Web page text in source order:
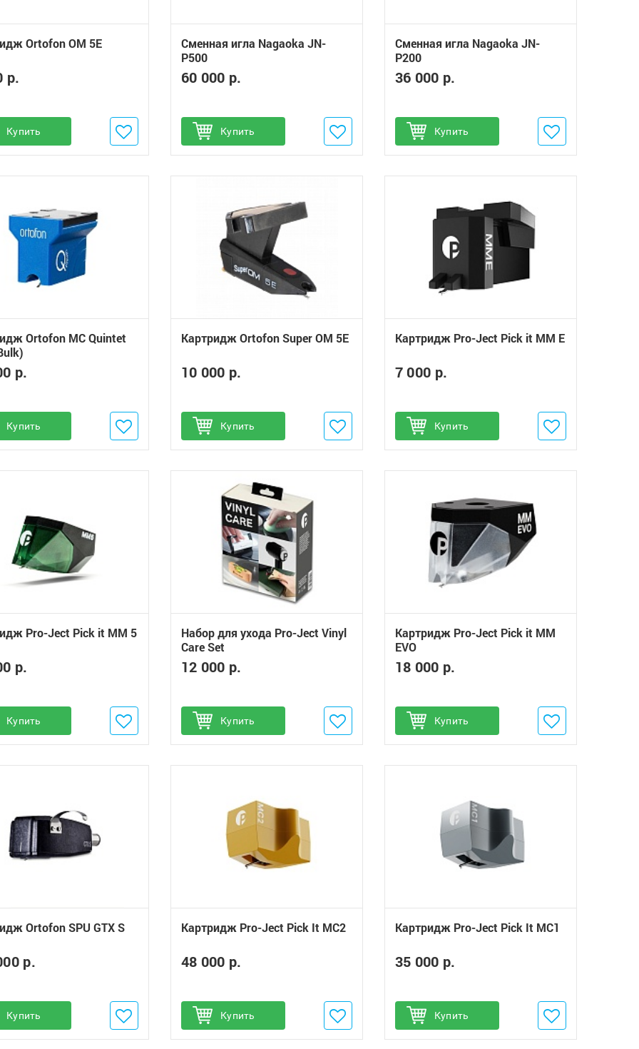
Ortofon OM 5E
р.
Купитьв избранное
Сменная игла Nagaoka JN-
P500
60 000 р.
Купить
Добавить в избранное
Сменная игла Nagaoka JN-
P200
36 000 р.
Купить
Добавить в избранное
Ortofon MC Quintet
р.
Купитьв избранное
Картридж Ortofon Super OM 5E
10 000 р.
Купить
Добавить в избранное
Картридж Pro-Ject Pick it MM E
7 000 р.
Купить
Добавить в избранное
Pro-Ject Pick it MM 5
р.
Купитьв избранное
Набор для ухода Pro-Ject Vinyl
Care Set
12 000 р.
Купить
Добавить в избранное
Картридж Pro-Ject Pick it MM
EVO
18 000 р.
Купить
Добавить в избранное
Ortofon SPU GTX S
р.
Купитьв избранное
Картридж Pro-Ject Pick It MC2
48 000 р.
Купить
Добавить в избранное
Картридж Pro-Ject Pick It MC1
35 000 р.
Купить
Добавить в избранное